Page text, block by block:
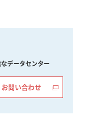
データセンター
お問い合わせ